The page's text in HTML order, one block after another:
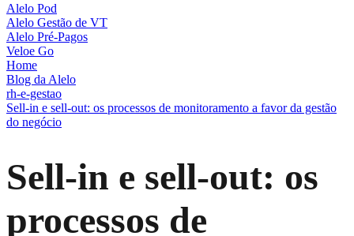
Alelo Pod
Alelo Gestão de VT
Alelo Pré-Pagos
Veloe Go
Home
Blog da Alelo
rh-e-gestao
Sell-in e sell-out: os processos de monitoramento a favor da gestão
do negócio
Sell-in e sell-out: os
processos de